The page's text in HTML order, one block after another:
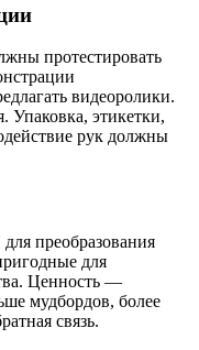
протестировать
видеоролики.
Упаковка, этикетки,
рук должны
преобразования
для
Ценность —
мудбордов, более
связь.